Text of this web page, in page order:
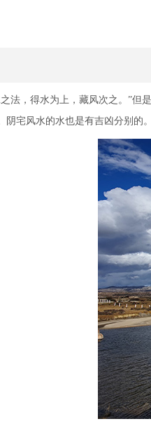
，得水为上，藏风次之。”但是
阴宅风水的水也是有吉凶分别的